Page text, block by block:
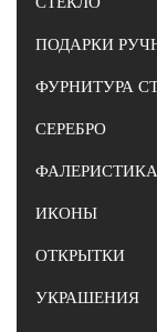
ПОДАРКИ
ФУРНИТУРА
СЕРЕБРО
ФАЛЕРИСТИКА
ИКОНЫ
ОТКРЫТКИ
УКРАШЕНИЯ